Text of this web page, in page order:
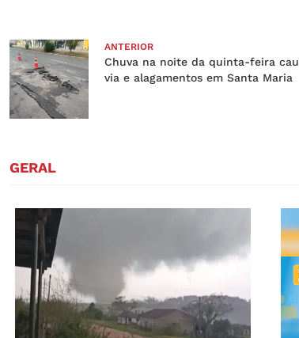
ANTERIOR
Chuva na noite da quinta-feira
via e alagamentos em Santa Maria
GERAL